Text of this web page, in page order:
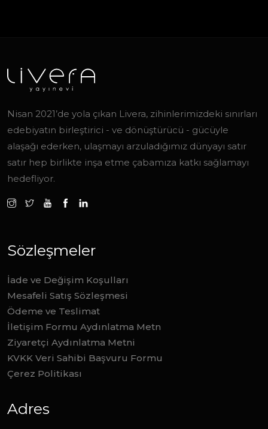
Nisan 2021’de yola çıkan Livera, zihinlerimizdeki sınırları
edebiyatın birleştirici - ve dönüştürücü - gücüyle
alaşağı ederken, ulaşmayı arzuladığımız dünyayı satır
satır hep birlikte inşa etme çabamıza katkı sağlamayı
hedefliyor.
Sözleşmeler
İade ve Değişim Koşulları
Mesafeli Satış Sözleşmesi
Ödeme ve Teslimat
İletişim Formu Aydınlatma Metn
Ziyaretçi Aydınlatma Metni
KVKK Veri Sahibi Başvuru Formu
Çerez Politikası
Adres